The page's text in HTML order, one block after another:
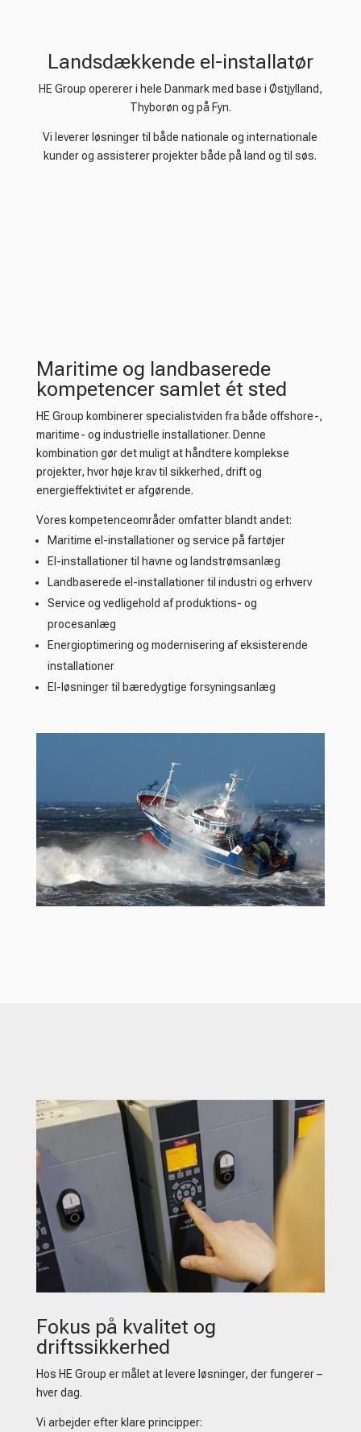
Landsdækkende el-installatør
HE Group opererer i hele Danmark med base i Østjylland,
Thyborøn og på Fyn.
Vi leverer løsninger til både nationale og internationale
kunder og assisterer projekter både på land og til søs.
Maritime og landbaserede
kompetencer samlet ét sted
HE Group kombinerer specialistviden fra både offshore-,
maritime- og industrielle installationer. Denne
kombination gør det muligt at håndtere komplekse
projekter, hvor høje krav til sikkerhed, drift og
energieffektivitet er afgørende.
Vores kompetenceområder omfatter blandt andet:
Maritime el-installationer og service på fartøjer
El-installationer til havne og landstrømsanlæg
Landbaserede el-installationer til industri og erhverv
Service og vedligehold af produktions- og
procesanlæg
Energioptimering og modernisering af eksisterende
installationer
El-løsninger til bæredygtige forsyningsanlæg
Fokus på kvalitet og
driftssikkerhed
Hos HE Group er målet at levere løsninger, der fungerer –
hver dag.
Vi arbejder efter klare principper: